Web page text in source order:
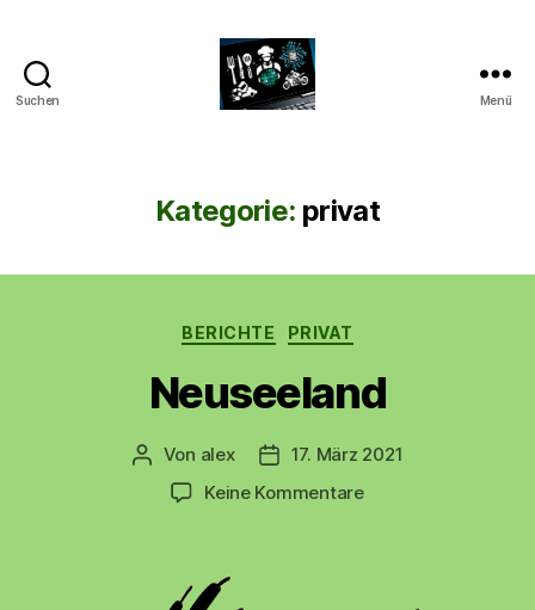
Suchen Menü
Kategorie: privat
Kategorien
BERICHTE PRIVAT
Neuseeland
Beitragsautor
Von alex Beitragsdatum
17. März 2021
Keine Kommentarezu